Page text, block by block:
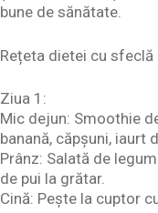
bune de sănătate.
Rețeta dietei cu sfeclă
Ziua 1:
Mic dejun: Smoothie
banană, căpșuni, iaurt
Prânz: Salată de
de pui la grătar.
Cină: Pește la cuptor